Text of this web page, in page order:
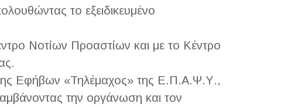
το εξειδικευμένο
Νοτίων Προαστίων και με το Κέντρο
Εφήβων «Τηλέμαχος» της Ε.Π.Α.Ψ.Υ.,
την οργάνωση και τον